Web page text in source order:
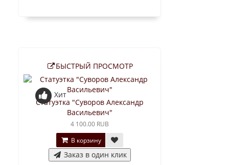
БЫСТРЫЙ ПРОСМОТР
Хит
Статуэтка "Суворов Александр
Васильевич"
4 100.00 RUB
В корзину
Заказ в один клик